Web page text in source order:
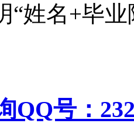
“姓名+毕
QQ号：